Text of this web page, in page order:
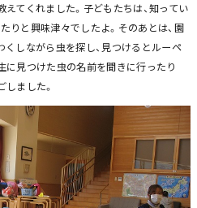
てくれました。子どもたちは、知ってい
りと興味津々でしたよ。そのあとは、園
くしながら虫を探し、見つけるとルーペ
に見つけた虫の名前を聞きに行ったり
ました。